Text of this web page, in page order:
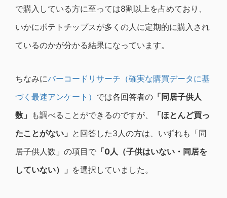
で購入している方に至っては8割以上を占めており、
いかにポテトチップスが多くの人に定期的に購入され
ているのかが分かる結果になっています。
ちなみにバーコードリサーチ（確実な購買データに基
づく最速アンケート） では各回答者の 「同居子供人
数」 も調べることができるのですが、
「ほとんど買っ
たことがない」 と回答した3人の方は、いずれも「同
居子供人数」の項目で 「0人（子供はいない・同居を
していない）」 を選択していました。